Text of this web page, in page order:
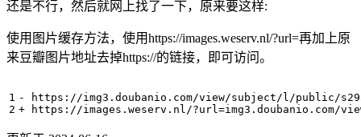
还是不行，然后就网上找了一下，原来要这样:
使用图片缓存方法，使用https://images.weserv.nl/?url=再加上原
来豆瓣图片地址去掉https://的链接，即可访问。